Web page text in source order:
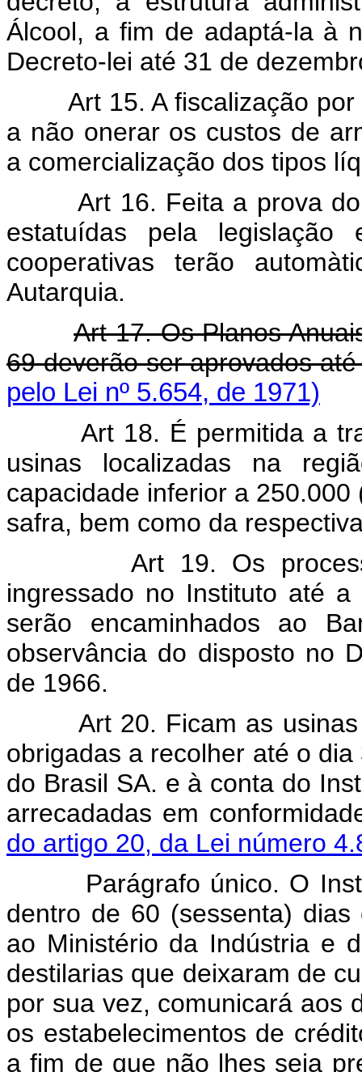
Álcool, a fim de adaptá-la à
Decreto-lei até 31 de
Art 15. A fiscalização
a não onerar os custos de
a comercialização dos tipos
Art 16. Feita a prova do
estatuídas pela legislação
cooperativas terão
Autarquia.
Art 17. Os Planos
69 deverão ser aprovados
pelo Lei nº 5.654, de 1971)
Art 18. É permitida a
usinas localizadas na
capacidade inferior a
safra, bem como da
Art 19. Os processos
ingressado no Instituto até
serão encaminhados ao
observância do disposto no
de 1966.
Art 20. Ficam as usinas
obrigadas a recolher até o
do Brasil SA. e à conta do
arrecadadas em
do artigo 20, da Lei número
Parágrafo único. O
dentro de 60 (sessenta)
ao Ministério da Indústria e
destilarias que deixaram de
por sua vez, comunicará aos
os estabelecimentos de
a fim de que não lhes seja